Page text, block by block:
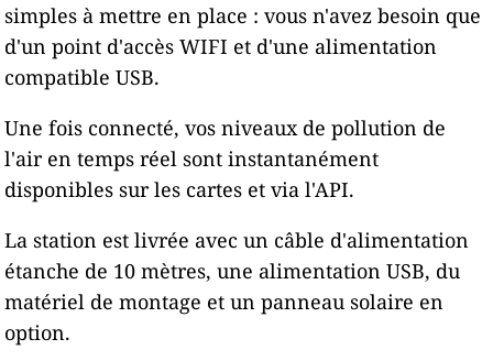
simples à mettre en place : vous n'avez besoin que
d'un point d'accès WIFI et d'une alimentation
compatible USB.
Une fois connecté, vos niveaux de pollution de
l'air en temps réel sont instantanément
disponibles sur les cartes et via l'API.
La station est livrée avec un câble d'alimentation
étanche de 10 mètres, une alimentation USB, du
matériel de montage et un panneau solaire en
option.